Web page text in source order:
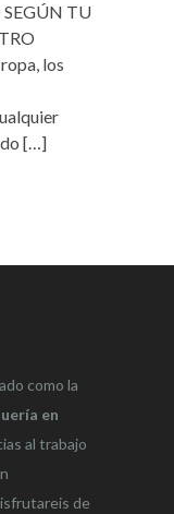
SEGÚN TU
los
[…]
como la
en
al trabajo
de